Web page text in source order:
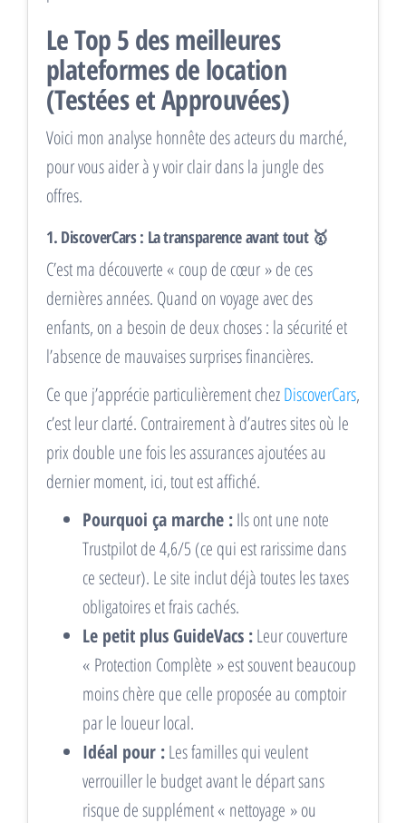
Le Top 5 des meilleures
plateformes de location
(Testées et Approuvées)
Voici mon analyse honnête des acteurs du marché,
pour vous aider à y voir clair dans la jungle des
offres.
1. DiscoverCars : La transparence avant tout 🥇
C’est ma découverte « coup de cœur » de ces
dernières années. Quand on voyage avec des
enfants, on a besoin de deux choses : la sécurité et
l’absence de mauvaises surprises financières.
Ce que j’apprécie particulièrement chezDiscoverCars,
c’est leur clarté. Contrairement à d’autres sites où le
prix double une fois les assurances ajoutées au
dernier moment, ici, tout est affiché.
Pourquoi ça marche :Ils ont une note
Trustpilot de 4,6/5 (ce qui est rarissime dans
ce secteur). Le site inclut déjà toutes les taxes
obligatoires et frais cachés.
Le petit plus GuideVacs :Leur couverture
« Protection Complète » est souvent beaucoup
moins chère que celle proposée au comptoir
par le loueur local.
Idéal pour :Les familles qui veulent
verrouiller le budget avant le départ sans
risque de supplément « nettoyage » ou